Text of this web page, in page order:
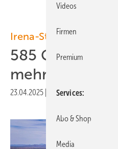
Irena-Statistik globale
585 Gigawatt
mehr
23.04.2025 Veröffentlicht in
Videos
Firmen
Premium
Services
Abo & Shop
Media